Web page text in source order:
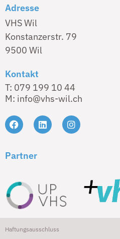
Adresse
VHS Wil
Konstanzerstr. 79
9500 Wil
Kontakt
T: 079 199 10 44
M: info@vhs-wil.ch
Partner
Haftungsausschluss